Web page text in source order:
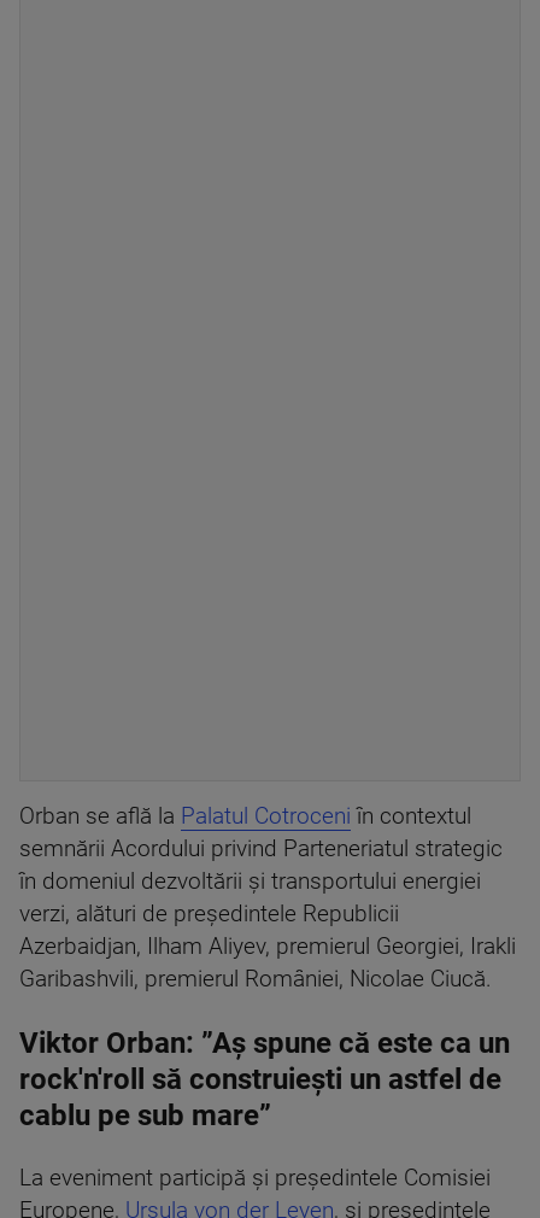
Orban se află la Palatul Cotroceni în contextul
semnării Acordului privind Parteneriatul strategic
în domeniul dezvoltării şi transportului energiei
verzi, alături de preşedintele Republicii
Azerbaidjan, Ilham Aliyev, premierul Georgiei, Irakli
Garibashvili, premierul României, Nicolae Ciucă.
Viktor Orban: ”Aş spune că este ca un
rock'n'roll să construieşti un astfel de
cablu pe sub mare”
La eveniment participă şi preşedintele Comisiei
Europene, Ursula von der Leyen, şi preşedintele